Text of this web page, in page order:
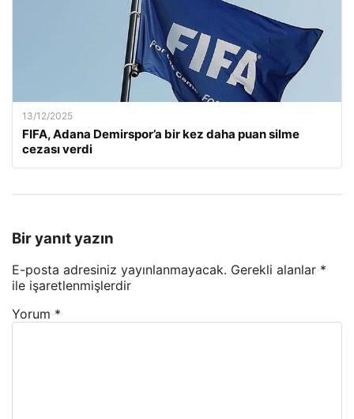
13/12/2025
FIFA, Adana Demirspor’a bir kez daha puan silme
cezası verdi
Bir yanıt yazın
E-posta adresiniz yayınlanmayacak. Gerekli alanlar *
ile işaretlenmişlerdir
Yorum *